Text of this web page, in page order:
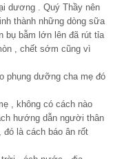
dương . Quý Thầy nên
thành những dòng sữa
bụ bẫm lớn lên đã rút tỉa
, chết sớm cũng vì
phụng dưỡng cha mẹ đó
, không có cách nào
hướng dẫn người thân
đó là cách báo ân rốt